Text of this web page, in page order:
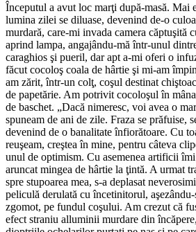
Începutul a avut loc marţi după-masă. Mai
lumina zilei se diluase, devenind de-o
murdară, care-mi invada camera căptu­şită
aprind lampa, angajându-mă într-unul
caraghios şi pueril, dar apt a-mi oferi o
făcut cocoloş coala de hârtie şi mi-am
am zărit, într-un colţ, coşul destinat
de papetărie. Am potrivit cocoloşul în
de baschet. „Dacă nimeresc, voi avea o
spuneam de ani de zile. Fraza se prăfuise,
devenind de o banalitate înfiorătoare. Cu
reuşeam, creştea în mine, pentru câteva
unul de optimism. Cu asemenea artificii
aruncat mingea de hârtie la ţintă. A urmat
spre stupoarea mea, s-a deplasat
peliculă derulată cu încetinitorul,
zgomot, pe fundul coşului. Am crezut că
efect straniu alluminii murdare din